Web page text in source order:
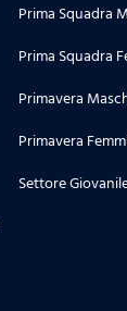
Prima Squadra
Prima Squadra
Primavera
Primavera
Settore